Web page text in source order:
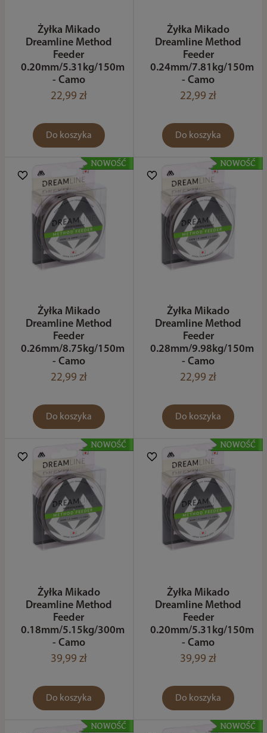
Żyłka Mikado
Dreamline Method
Feeder
0.20mm/5.31kg/150m
- Camo
22,99 zł
Do koszyka
Żyłka Mikado
Dreamline Method
Feeder
0.24mm/7.81kg/150m
- Camo
22,99 zł
Do koszyka
Żyłka Mikado
Dreamline Method
Feeder
0.26mm/8.75kg/150m
- Camo
22,99 zł
Do koszyka
Żyłka Mikado
Dreamline Method
Feeder
0.28mm/9.98kg/150m
- Camo
22,99 zł
Do koszyka
Żyłka Mikado
Dreamline Method
Feeder
0.18mm/5.15kg/300m
- Camo
39,99 zł
Do koszyka
Żyłka Mikado
Dreamline Method
Feeder
0.20mm/5.31kg/150m
- Camo
39,99 zł
Do koszyka